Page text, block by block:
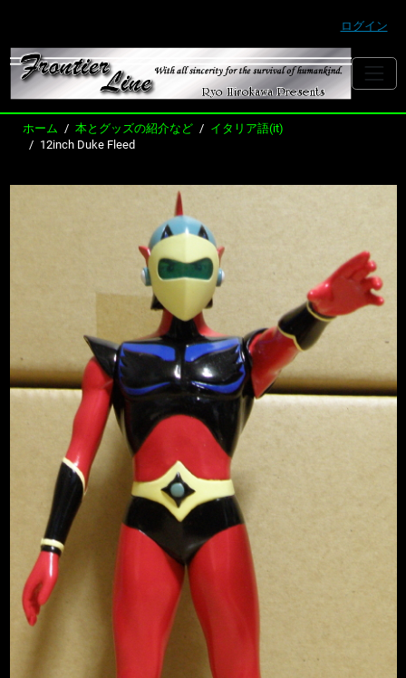
ログイン
ホーム 本とグッズの紹介など
イタリア語(it)
12inch Duke Fleed